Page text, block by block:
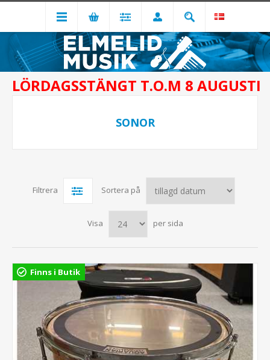
LÖRDAGSSTÄNGT T.O.M 8 AUGUSTI
SONOR
Filtrera Sortera på
Visa per sida
Finns i Butik